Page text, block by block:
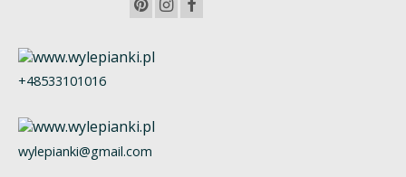
+48533101016
wylepianki@gmail.com